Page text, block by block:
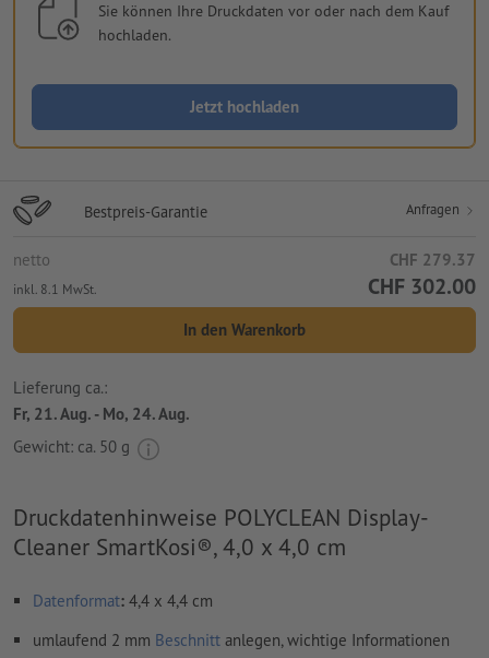
Sie können Ihre Druckdaten vor oder nach dem Kauf
hochladen.
Jetzt hochladen
Bestpreis-Garantie Anfragen
netto CHF 279.37
inkl. 8.1 MwSt. CHF 302.00
In den Warenkorb
Lieferung ca.:
Fr, 21. Aug. - Mo, 24. Aug.
Gewicht: ca. 50 g
Druckdatenhinweise POLYCLEAN Display-
Cleaner SmartKosi®, 4,0 x 4,0 cm
Datenformat: 4,4 x 4,4 cm
umlaufend 2 mm Beschnitt anlegen, wichtige Informationen